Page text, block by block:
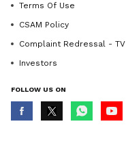
Terms Of Use
CSAM Policy
Complaint Redressal - TV
Investors
FOLLOW US ON